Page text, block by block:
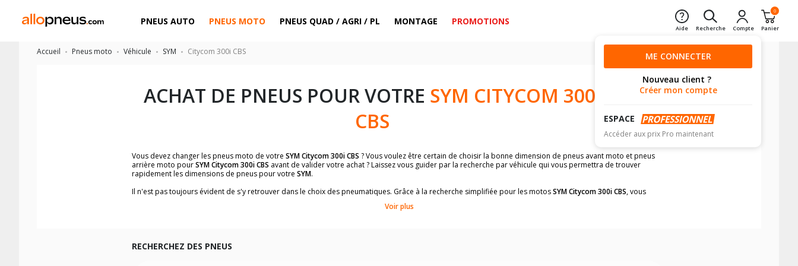
PNEUS AUTO PNEUS MOTO PNEUS QUAD / AGRI / PL MONTAGE PROMOTIONS
Aide Recherche Compte
0
Panier
ME CONNECTER
Nouveau client ?
Créer mon compte
ESPACE
Accéder aux prix Pro maintenant
Accueil Pneus moto Véhicule SYM Citycom 300i CBS
ACHAT DE PNEUS POUR VOTRE SYM CITYCOM 300I
CBS
Vous devez changer les pneus moto de votre SYM Citycom 300i CBS ? Vous voulez être certain de choisir la bonne dimension de pneus avant moto et pneus
arrière moto pourSYM Citycom 300i CBS avant de valider votre achat ? Laissez vous guider par la recherche par véhicule qui vous permettra de trouver
rapidement les dimensions de pneus pour votre SYM.
Il n'est pas toujours évident de s'y retrouver dans le choix des pneumatiques. Grâce à la recherche simplifiée pour les motosSYM Citycom 300i CBS, vous
Vous ne savez pas comment trouver les dimensions de vos pneus ? Ces informations sont indiquées sur le flanc des pneumatiques, dans le carnet de bord de
facilement.
Voir plus
RECHERCHEZ DES PNEUS